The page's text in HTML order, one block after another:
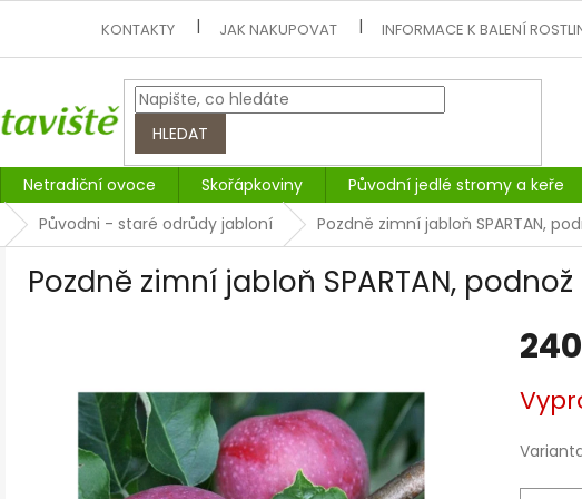
KONTAKTY JAK NAKUPOVAT INFORMACE K BALENÍ
HLEDAT
Netradiční ovoce Skořápkoviny Původní jedlé stromy a keře
Původni - staré odrůdy jabloní Pozdně zimní jabloň SPARTAN,
Pozdně zimní jabloň SPARTAN,
cena: